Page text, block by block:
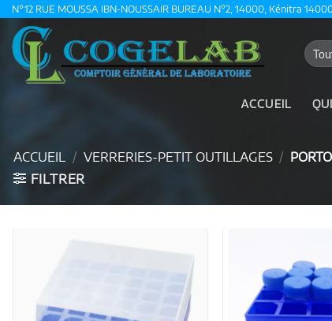
Passer
contenu
N°12 RUE MOUSSA IBN-NOUSSAIR BUREAU N°2, 14000, Kénitra
ACCUEIL
ACCUEIL / VERRERIES-PETIT OUTILLAGES /
FILTRER